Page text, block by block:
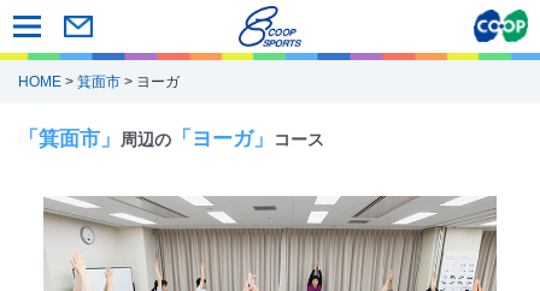
HOME > 箕面市 > ヨーガ
「箕面市」 周辺の 「ヨーガ」 コース